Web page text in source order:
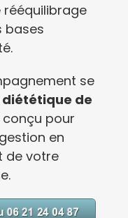
bases
se
de
conçu pour
en
de votre